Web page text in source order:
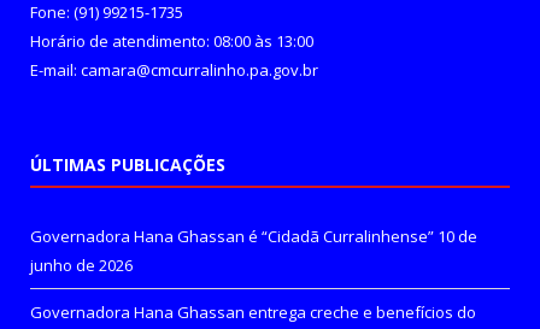
Fone: (91) 99215-1735
Horário de atendimento: 08:00 às 13:00
E-mail: camara@cmcurralinho.pa.gov.br
ÚLTIMAS PUBLICAÇÕES
Governadora Hana Ghassan é “Cidadã Curralinhense” 10 de
junho de 2026
Governadora Hana Ghassan entrega creche e benefícios do